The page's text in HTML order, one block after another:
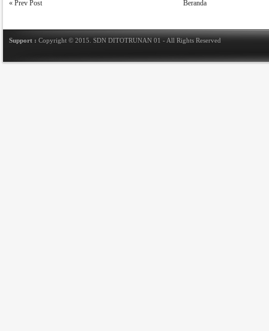
« Prev Post Beranda
Support : Copyright © 2015. SDN DITOTRUNAN 01 - All Rights Reserved